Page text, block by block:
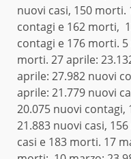
nuovi casi, 150 morti.
contagi e 162 morti,
contagi e 176 morti.
morti. 27 aprile:
aprile: 27.982 nuovi
aprile: 21.779 nuovi
20.075 nuovi contagi,
21.883 nuovi casi,
casi e 183 morti. 17